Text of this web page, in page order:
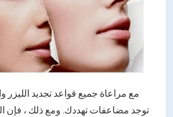
مع مراعاة جميع قواعد تجديد الليزر
توجد مضاعفات تهددك. ومع ذلك ، فإن